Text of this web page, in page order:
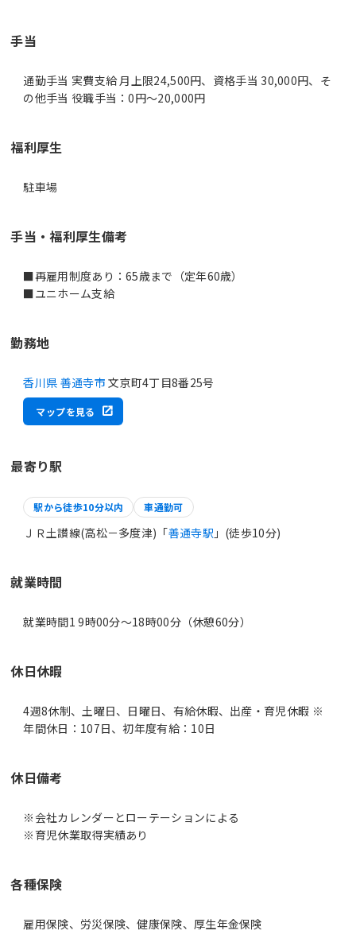
手当
通勤手当 実費支給 月上限24,500円、資格手当 30,000円、そ
の他手当 役職手当：0円～20,000円
福利厚生
駐車場
手当・福利厚生備考
■再雇用制度あり：65歳まで（定年60歳）
■ユニホーム支給
勤務地
香川県 善通寺市 文京町4丁目8番25号
マップを見る
最寄り駅
駅から徒歩10分以内 車通勤可
ＪＲ土讃線(高松－多度津)「善通寺駅 」(徒歩10分)
就業時間
就業時間1 9時00分〜18時00分（休憩60分）
休日休暇
4週8休制、土曜日、日曜日、有給休暇、出産・育児休暇 ※
年間休日：107日、初年度有給：10日
休日備考
※会社カレンダーとローテーションによる
※育児休業取得実績あり
各種保険
雇用保険、労災保険、健康保険、厚生年金保険